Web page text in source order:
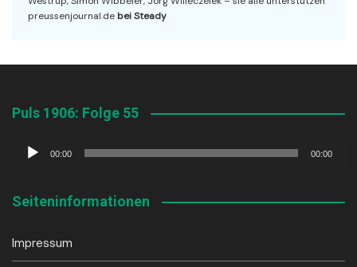
preussenjournal.de bei Steady
Puls 1906: Folge 55
Audio-
00:00 00:00
Seiteninformationen
Impressum